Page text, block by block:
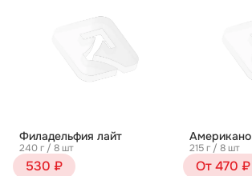
Филадельфия лайт
240 г / 8 шт
530 ₽
Американо
215 г / 8 шт
От 470 ₽